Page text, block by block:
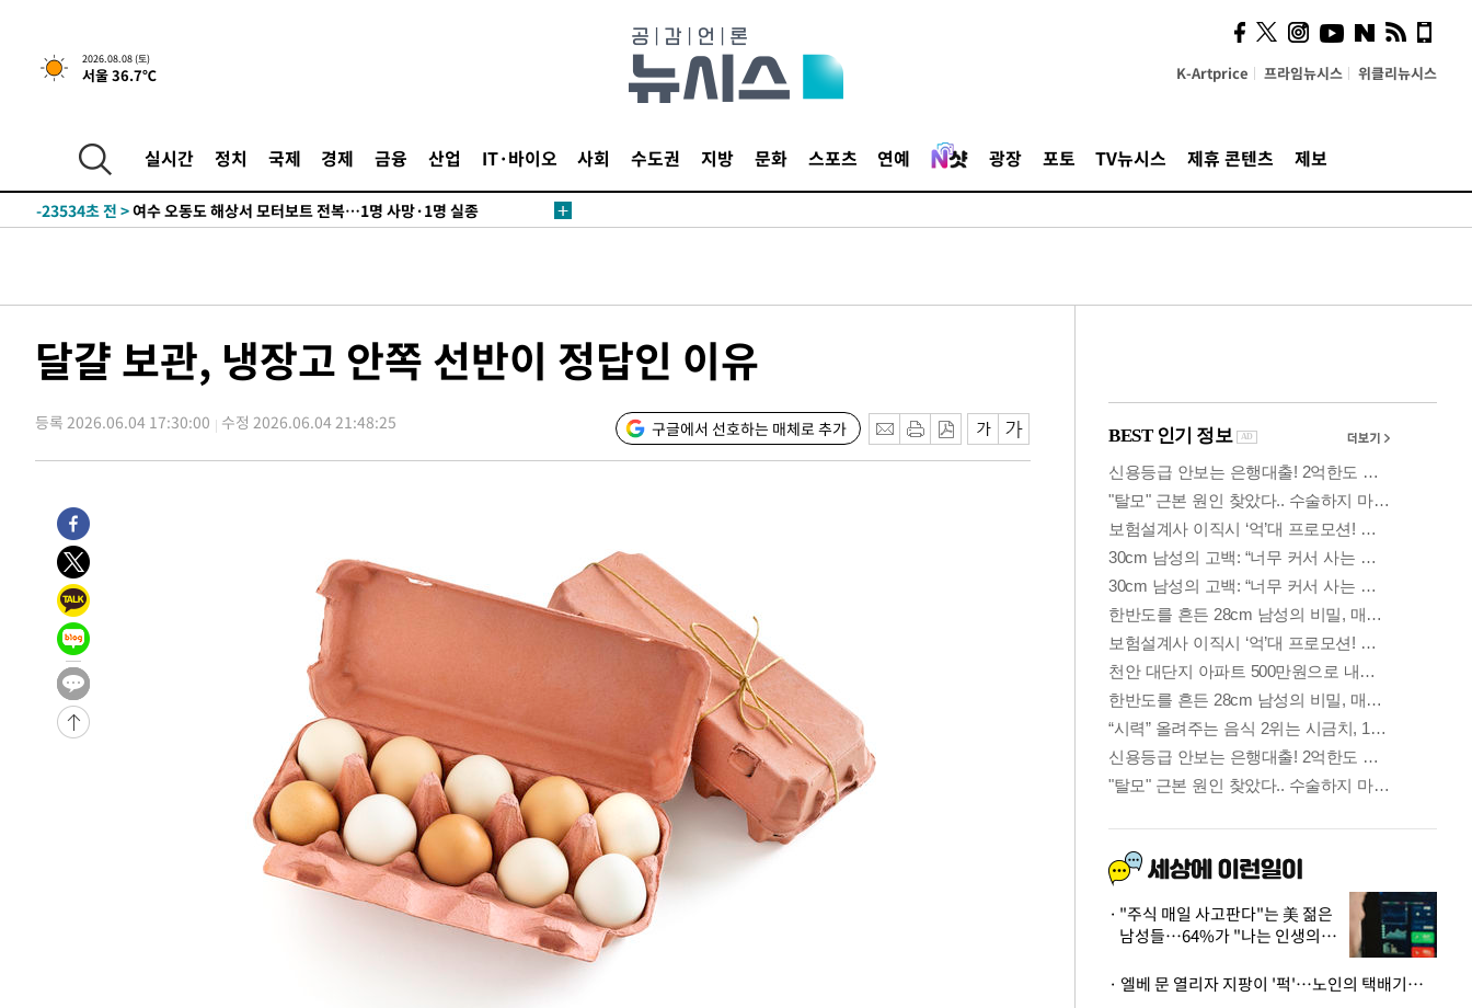
2026.08.08 (토)
서울 36.7℃ K-Artprice 프라임뉴시스 위클리뉴시스
실시간 정치 국제 경제 금융 산업 IT·바이오 사회 수도권 지방 문화 스포츠 연예 광장 포토 TV뉴시스 제휴 콘텐츠 제보
49분 전 >[속보]뉴욕증시 상승 마감…S&P 0.6% 나스닥 1.3%↑
-26624초 전 >
선재도서 해루질 나섰다 실종 60대, 닷새 만에 숨진 채 발견
-24158초 전 >
-23534초 전 >여수 오동도 해상서 모터보트 전복…1명 사망·1명 실종
-15296초 전 >[속보]'압수수색·성접대 논란' 축구협회 "실망과 걱정 안겨드려 죄
49분 전 >[속보]뉴욕증시 상승 마감…S&P 0.6% 나스닥 1.3%↑
-26624초 전 >선재도서 해루질 나섰다 실종 60대, 닷새 만에 숨진 채 발견
-24158초 전 >남자 농구, 나고야 아시안게임서 '홈팀' 일본과 한일전
-19761초 전 >
주 날씨]
-16779초 전 >
-15296초 전 >
[속보]'압수수색·성접대 논란' 축구협회 "실망과 걱정 안겨드려 죄
송"
-3917초 전 >
'최고 37도' 폭염 지속…강원동해안 최대 150㎜ 비
49분 전 >
[속보]뉴욕증시 상승 마감…S&P 0.6% 나스닥 1.3%↑
달걀 보관, 냉장고 안쪽 선반이 정답인 이유
등록 2026.06.04 17:30:00 수정 2026.06.04 21:48:25 구글에서 선호하는 매체로 추가
사이 해답 찾았죠"…알을
깨고 나온 '초자아'
"주식 매일 사고판다"는 美 젊은
남성들…64%가 "나는 인생의
· 엘베 문 열리자 지팡이 '퍽'…노인의 택배기사 폭행 이유